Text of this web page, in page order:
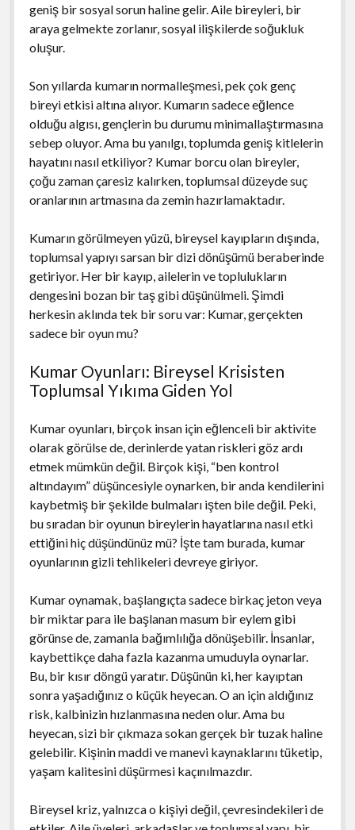
geniş bir sosyal sorun haline gelir. Aile bireyleri, bir
araya gelmekte zorlanır, sosyal ilişkilerde soğukluk
oluşur.
Son yıllarda kumarın normalleşmesi, pek çok genç
bireyi etkisi altına alıyor. Kumarın sadece eğlence
olduğu algısı, gençlerin bu durumu minimallaştırmasına
sebep oluyor. Ama bu yanılgı, toplumda geniş kitlelerin
hayatını nasıl etkiliyor? Kumar borcu olan bireyler,
çoğu zaman çaresiz kalırken, toplumsal düzeyde suç
oranlarının artmasına da zemin hazırlamaktadır.
Kumarın görülmeyen yüzü, bireysel kayıpların dışında,
toplumsal yapıyı sarsan bir dizi dönüşümü beraberinde
getiriyor. Her bir kayıp, ailelerin ve toplulukların
dengesini bozan bir taş gibi düşünülmeli. Şimdi
herkesin aklında tek bir soru var: Kumar, gerçekten
sadece bir oyun mu?
Kumar Oyunları: Bireysel Krisisten
Toplumsal Yıkıma Giden Yol
Kumar oyunları, birçok insan için eğlenceli bir aktivite
olarak görülse de, derinlerde yatan riskleri göz ardı
etmek mümkün değil. Birçok kişi, “ben kontrol
altındayım” düşüncesiyle oynarken, bir anda kendilerini
kaybetmiş bir şekilde bulmaları işten bile değil. Peki,
bu sıradan bir oyunun bireylerin hayatlarına nasıl etki
ettiğini hiç düşündünüz mü? İşte tam burada, kumar
oyunlarının gizli tehlikeleri devreye giriyor.
Kumar oynamak, başlangıçta sadece birkaç jeton veya
bir miktar para ile başlanan masum bir eylem gibi
görünse de, zamanla bağımlılığa dönüşebilir. İnsanlar,
kaybettikçe daha fazla kazanma umuduyla oynarlar.
Bu, bir kısır döngü yaratır. Düşünün ki, her kayıptan
sonra yaşadığınız o küçük heyecan. O an için aldığınız
risk, kalbinizin hızlanmasına neden olur. Ama bu
heyecan, sizi bir çıkmaza sokan gerçek bir tuzak haline
gelebilir. Kişinin maddi ve manevi kaynaklarını tüketip,
yaşam kalitesini düşürmesi kaçınılmazdır.
Bireysel kriz, yalnızca o kişiyi değil, çevresindekileri de